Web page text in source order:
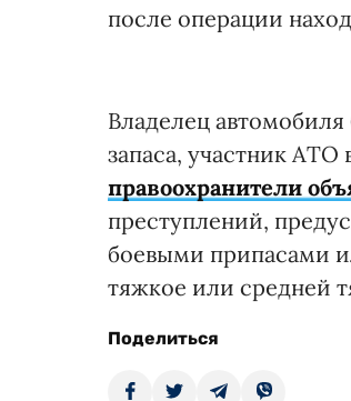
после операции
Владелец
запаса, участник
правоохранители
преступлений,
боевыми припасами
тяжкое или средней
Поделиться